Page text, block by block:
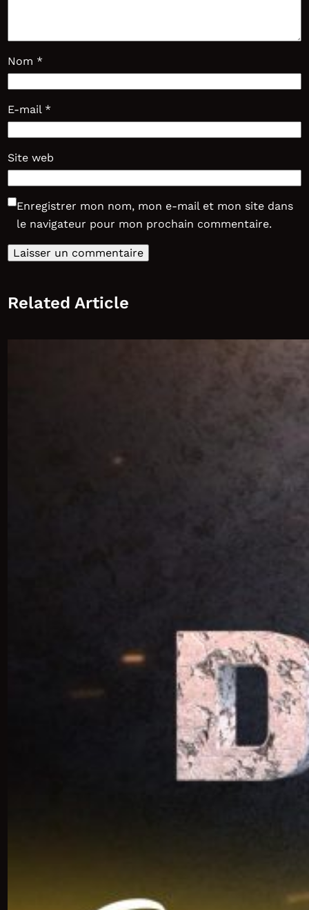
Nom *
E-mail *
Site web
Enregistrer mon nom, mon e-mail et mon site dans
le navigateur pour mon prochain commentaire.
Related Article